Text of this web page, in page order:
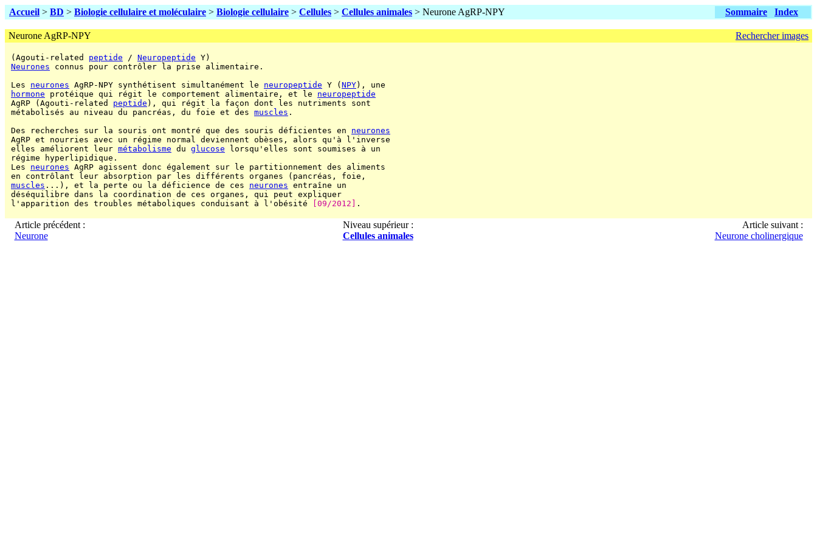
Accueil > BD > Biologie cellulaire et moléculaire > Biologie cellulaire > Cellules > Cellules animales > Neurone AgRP-NPY Sommaire Index
Neurone AgRP-NPY Rechercher images
(Agouti-related peptide / Neuropeptide Y)
Neurones connus pour contrôler la prise alimentaire.
Les neurones AgRP-NPY synthétisent simultanément le neuropeptide Y ( NPY), une
hormone protéique qui régit le comportement alimentaire, et le neuropeptide
AgRP (Agouti-related peptide ), qui régit la façon dont les nutriments sont
métabolisés au niveau du pancréas, du foie et des muscles .
Des recherches sur la souris ont montré que des souris déficientes en neurones
AgRP et nourries avec un régime normal deviennent obèses, alors qu'à l'inverse
elles améliorent leur métabolisme du glucose lorsqu'elles sont soumises à un
régime hyperlipidique.
Les neurones AgRP agissent donc également sur le partitionnement des aliments
en contrôlant leur absorption par les différents organes (pancréas, foie,
muscles ...), et la perte ou la déficience de ces neurones entraîne un
déséquilibre dans la coordination de ces organes, qui peut expliquer
l'apparition des troubles métaboliques conduisant à l'obésité
[09/2012] .
Article précédent :
Neurone
Niveau supérieur :
Cellules animales
Article suivant :
Neurone cholinergique